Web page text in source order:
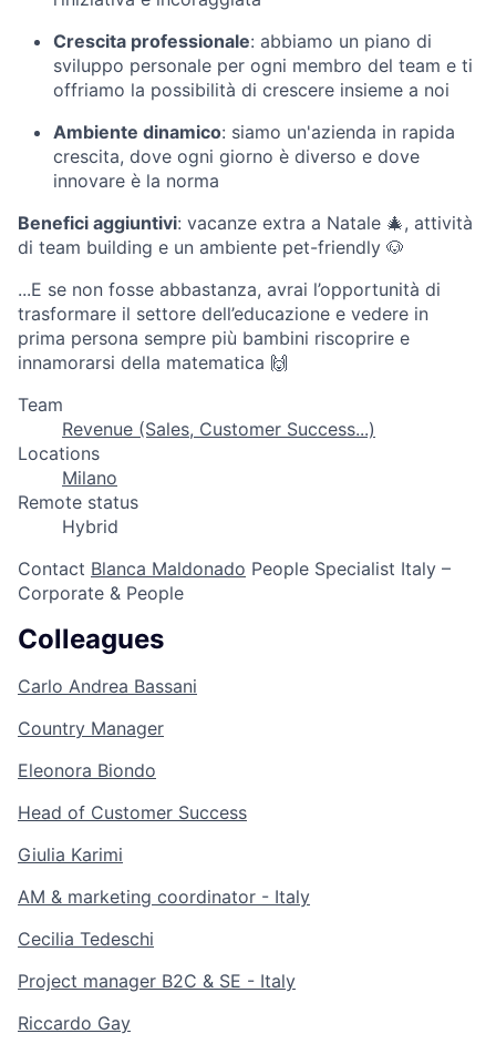
Crescita professionale: abbiamo un piano di
sviluppo personale per ogni membro del team e ti
offriamo la possibilità di crescere insieme a noi
Ambiente dinamico: siamo un'azienda in rapida
crescita, dove ogni giorno è diverso e dove
innovare è la norma
Benefici aggiuntivi: vacanze extra a Natale 🎄, attività
di team building e un ambiente pet-friendly 🐶
...E se non fosse abbastanza, avrai l’opportunità di
trasformare il settore dell’educazione e vedere in
prima persona sempre più bambini riscoprire e
innamorarsi della matematica 🙌
Team
Revenue (Sales, Customer Success...)
Locations
Milano
Remote status
Hybrid
Contact Blanca Maldonado People Specialist Italy –
Corporate & People
Colleagues
Carlo Andrea Bassani
Country Manager
Eleonora Biondo
Head of Customer Success
Giulia Karimi
AM & marketing coordinator - Italy
Cecilia Tedeschi
Project manager B2C & SE - Italy
Riccardo Gay